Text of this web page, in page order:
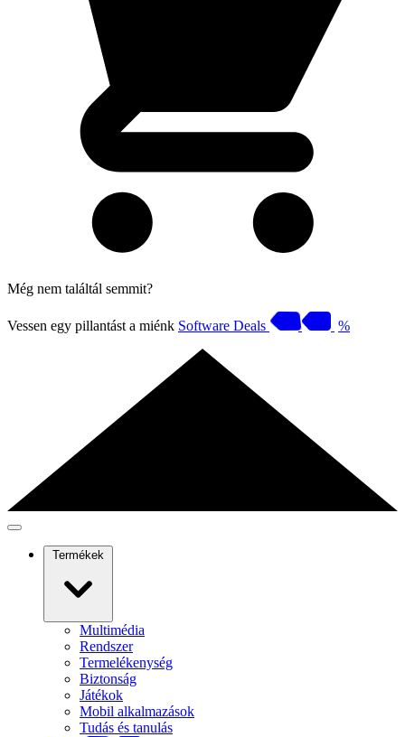
Még nem találtál semmit?
Vessen egy pillantást a miénk Software Deals %
Termékek
Multimédia
Rendszer
Termelékenység
Biztonság
Játékok
Mobil alkalmazások
Tudás és tanulás